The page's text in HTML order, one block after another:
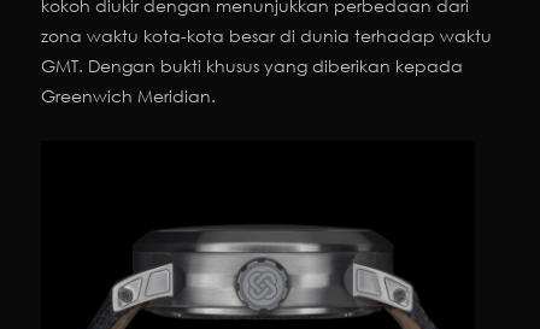
kokoh diukir dengan menunjukkan perbedaan dari
zona waktu kota-kota besar di dunia terhadap waktu
GMT. Dengan bukti khusus yang diberikan kepada
Greenwich Meridian.